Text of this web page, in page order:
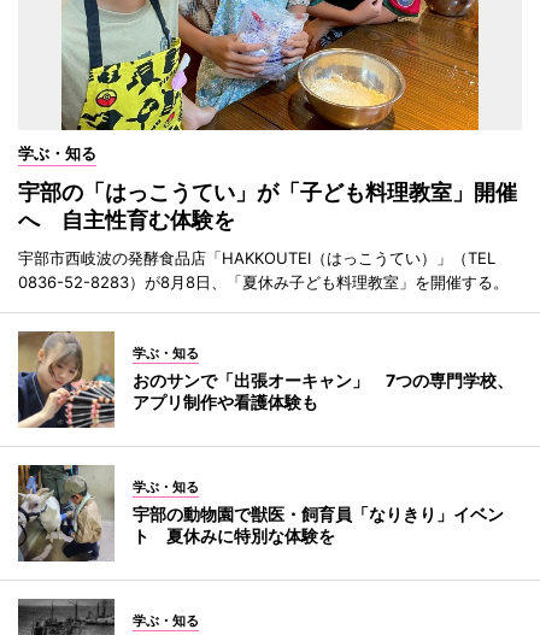
学ぶ・知る
宇部の「はっこうてい」が「子ども料理教室」開催
へ 自主性育む体験を
宇部市西岐波の発酵食品店「HAKKOUTEI（はっこうてい）」（TEL
0836-52-8283）が8月8日、「夏休み子ども料理教室」を開催する。
学ぶ・知る
おのサンで「出張オーキャン」 7つの専門学校、
アプリ制作や看護体験も
学ぶ・知る
宇部の動物園で獣医・飼育員「なりきり」イベン
ト 夏休みに特別な体験を
学ぶ・知る